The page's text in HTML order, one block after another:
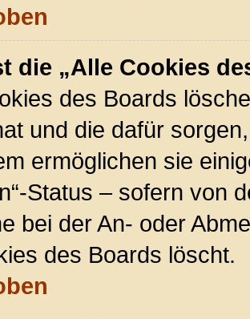
die „Alle Cookies
des Boards
und die dafür
ermöglichen sie
Status – sofern von
bei der An- oder
des Boards löscht.